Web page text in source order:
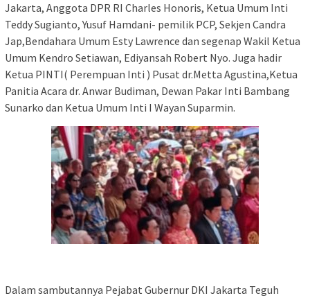
Jakarta, Anggota DPR RI Charles Honoris, Ketua Umum Inti
Teddy Sugianto, Yusuf Hamdani- pemilik PCP, Sekjen Candra
Jap,Bendahara Umum Esty Lawrence dan segenap Wakil Ketua
Umum Kendro Setiawan, Ediyansah Robert Nyo. Juga hadir
Ketua PINTI( Perempuan Inti ) Pusat dr.Metta Agustina,Ketua
Panitia Acara dr. Anwar Budiman, Dewan Pakar Inti Bambang
Sunarko dan Ketua Umum Inti I Wayan Suparmin.
Dalam sambutannya Pejabat Gubernur DKI Jakarta Teguh